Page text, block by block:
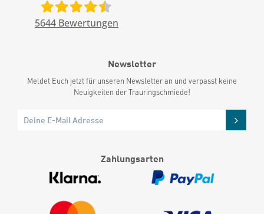
5644 Bewertungen
Newsletter
Meldet Euch jetzt für unseren Newsletter an und verpasst keine
Neuigkeiten der Trauringschmiede!
Zahlungsarten